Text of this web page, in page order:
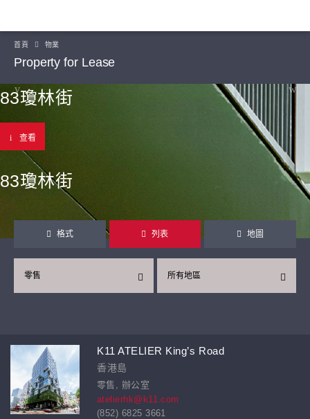
首頁 物業
Property for Lease
83瓊林街
查看
83瓊林街
格式 列表 地圖
所有地區
零售
K11 ATELIER King’s Road
香港島
零售, 辦公室
atelierhk@k11.com
(852) 6825 3661